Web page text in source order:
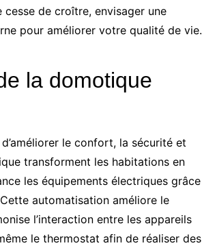
cesse de croître, envisager une
pour améliorer votre qualité de vie.
la domotique
le confort, la sécurité et
transforment les habitations en
les équipements électriques grâce
automatisation améliore le
l’interaction entre les appareils
le thermostat afin de réaliser des